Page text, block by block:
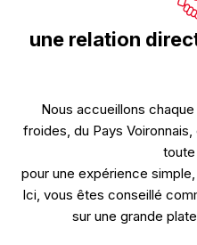
une relation
Nous accueillons
froides, du Pays
toute
pour une expérience
Ici, vous êtes conseillé
sur une grande